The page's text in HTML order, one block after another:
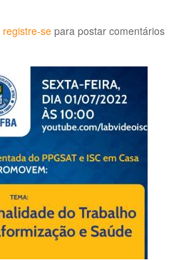
registre-se para postar comentários